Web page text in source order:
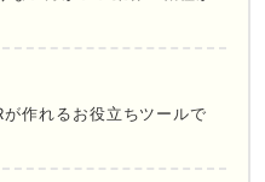
作れるお役立ちツールで